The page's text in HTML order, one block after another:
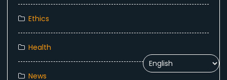
Ethics
Health
News